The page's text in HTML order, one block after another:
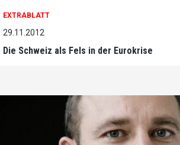
EXTRABLATT
29.11.2012
Die Schweiz als Fels in der Eurokrise